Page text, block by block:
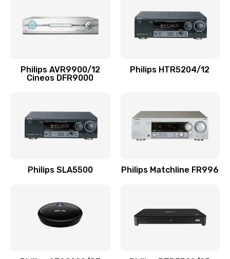
1100 руб.
Заказать
550 руб.
Ремонт экрана
1100 руб.
Заказать
Philips AVR9900/12
Cineos DFR9000
Philips HTR5204/12
Philips SLA5500 Philips Matchline FR996